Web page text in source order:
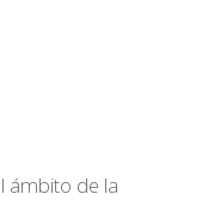
ámbito de la